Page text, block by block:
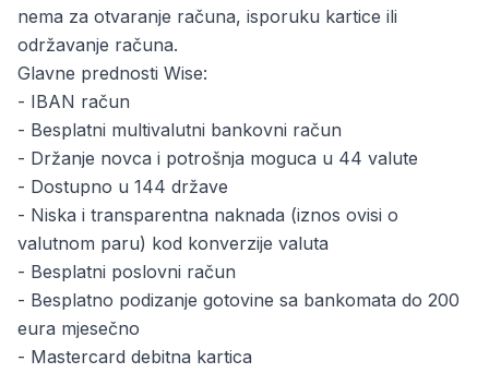
nema za otvaranje računa, isporuku kartice ili
održavanje računa.
Glavne prednosti Wise:
- IBAN račun
- Besplatni multivalutni bankovni račun
- Držanje novca i potrošnja moguca u 44 valute
- Dostupno u 144 države
- Niska i transparentna naknada (iznos ovisi o
valutnom paru) kod konverzije valuta
- Besplatni poslovni račun
- Besplatno podizanje gotovine sa bankomata do 200
eura mjesečno
- Mastercard debitna kartica